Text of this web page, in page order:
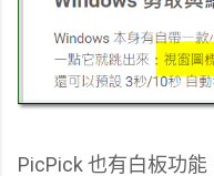
PicPick 也有白板功